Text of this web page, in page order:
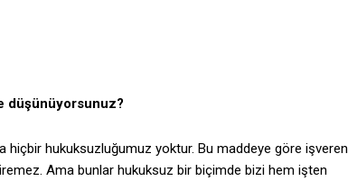
düşünüyorsunuz?
hiçbir hukuksuzluğumuz yoktur. Bu maddeye göre işveren
Ama bunlar hukuksuz bir biçimde bizi hem işten